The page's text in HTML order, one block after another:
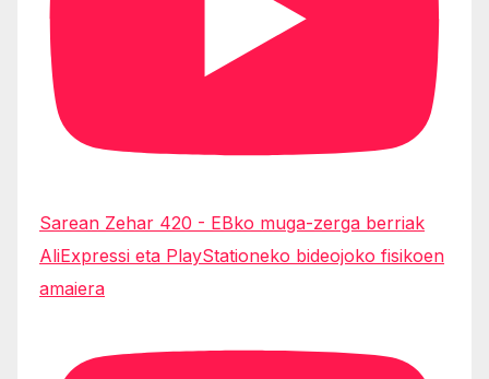
Sarean Zehar 420 - EBko muga-zerga berriak
AliExpressi eta PlayStationeko bideojoko fisikoen
amaiera